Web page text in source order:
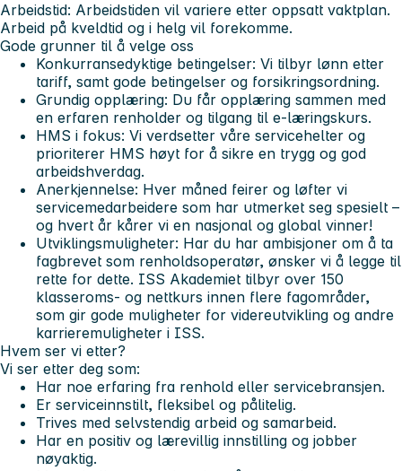
Arbeidstid: Arbeidstiden vil variere etter oppsatt vaktplan.
Arbeid på kveldtid og i helg vil forekomme.
Gode grunner til å velge oss
Konkurransedyktige betingelser: Vi tilbyr lønn etter
tariff, samt gode betingelser og forsikringsordning.
Grundig opplæring: Du får opplæring sammen med
en erfaren renholder og tilgang til e-læringskurs.
HMS i fokus: Vi verdsetter våre servicehelter og
prioriterer HMS høyt for å sikre en trygg og god
arbeidshverdag.
Anerkjennelse: Hver måned feirer og løfter vi
servicemedarbeidere som har utmerket seg spesielt –
og hvert år kårer vi en nasjonal og global vinner!
Utviklingsmuligheter: Har du har ambisjoner om å ta
fagbrevet som renholdsoperatør, ønsker vi å legge til
rette for dette. ISS Akademiet tilbyr over 150
klasseroms- og nettkurs innen flere fagområder,
som gir gode muligheter for videreutvikling og andre
karrieremuligheter i ISS.
Hvem ser vi etter?
Vi ser etter deg som:
Har noe erfaring fra renhold eller servicebransjen.
Er serviceinnstilt, fleksibel og pålitelig.
Trives med selvstendig arbeid og samarbeid.
Har en positiv og lærevillig innstilling og jobber
nøyaktig.